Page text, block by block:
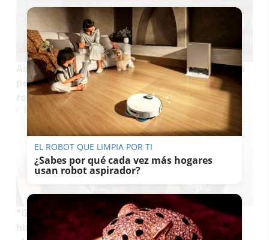
Asalta dos veces con un cuchillo la casa de una
persona con movilidad reducida en Barbate: le
roba la tele para cambiarla por droga
"Gracias por escucharnos cuando nadie más lo
hizo": la emotiva carta de ocho trabajadoras al
EL ROBOT QUE LIMPIA POR TI
¿Sabes por qué cada vez más hogares
usan robot aspirador?